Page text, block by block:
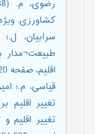
کشاورزی. ویژه
طبیعت¬مدار
اقلیم، صفحه 20-15.
تغییر
تغییر اقلیم